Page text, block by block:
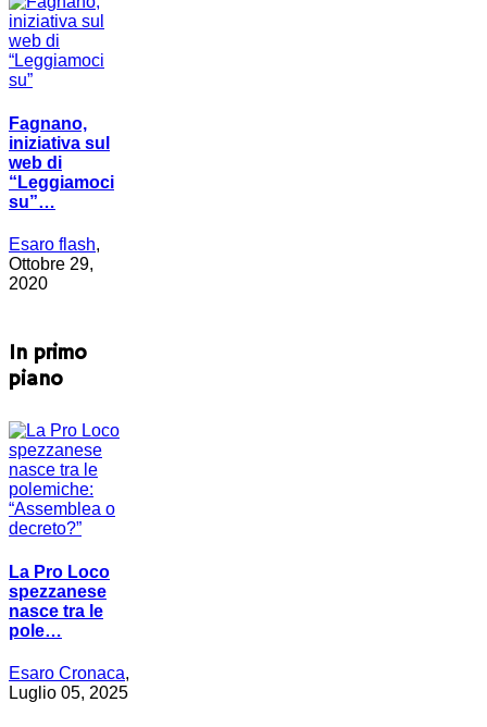
Fagnano,
iniziativa sul
web di
“Leggiamoci
su”…
Esaro flash,
Ottobre 29,
2020
In primo
piano
La Pro Loco
spezzanese
nasce tra le
pole…
Esaro Cronaca,
Luglio 05, 2025